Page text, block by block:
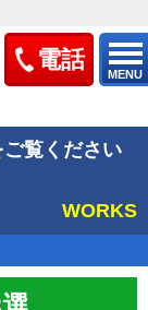
電話
MENU
覧ください
WORKS